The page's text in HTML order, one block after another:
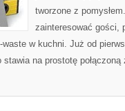
tworzone z
zainteresować gości,
w kuchni. Już od
na prostotę